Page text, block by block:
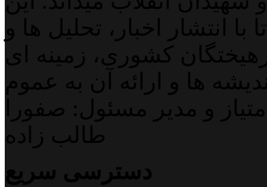
انتشار اخبار، تحلیل ها و
کشوری، زمینه ای
ها و ارائه آن به عموم
و مدیر مسئول: صفورا
طالب زاده
دسترسی سریع